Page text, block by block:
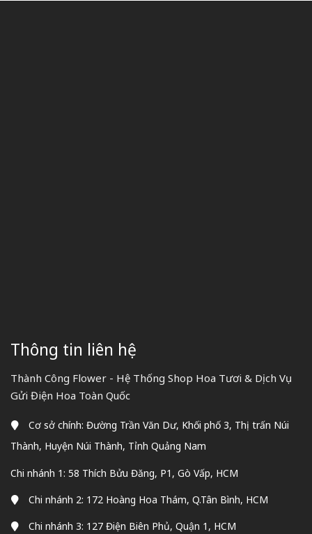
Thông tin liên hệ
Thành Công Flower - Hệ Thống Shop Hoa Tươi & Dịch Vụ
Gửi Điện Hoa Toàn Quốc
Cơ sở chính: Đường Trần Văn Dư, Khối phố 3, Thị trấn Núi
Thành, Huyện Núi Thành, Tỉnh Quảng Nam
Chi nhánh 1: 58 Thích Bửu Đăng, P1, Gò Vấp, HCM
Chi nhánh 2: 172 Hoàng Hoa Thám, Q.Tân Bình, HCM
Chi nhánh 3: 127 Điện Biên Phủ, Quận 1, HCM